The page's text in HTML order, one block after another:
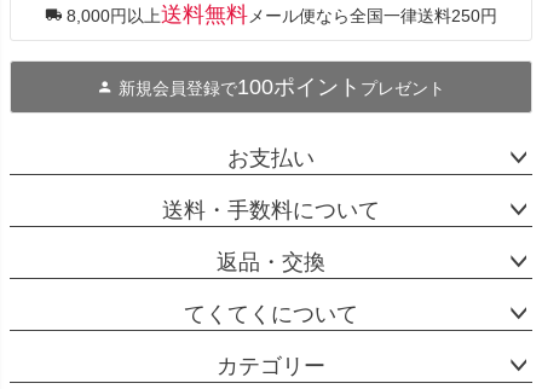
へ
8,000円以上送料無料メール便なら全国一律送料250円
新規会員登録で100ポイント プレゼント
お支払い
送料・手数料について
返品・交換
てくてくについて
カテゴリー